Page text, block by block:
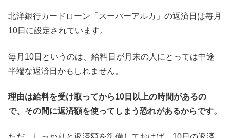
北洋銀行カードローン「スーパーアルカ」の返済日は毎月
10日に設定されています。
毎月10日というのは、給料日が月末の人にとっては中途
半端な返済日かもしれません。
理由は給料を受け取ってから10日以上の時間があるの
で、その間に返済額を使ってしまう恐れがあるからです。